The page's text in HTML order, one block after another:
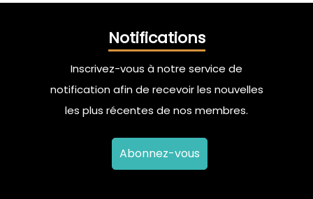
Notifications
Inscrivez-vous à notre service de
notification afin de recevoir les nouvelles
les plus récentes de nos membres.
Abonnez-vous